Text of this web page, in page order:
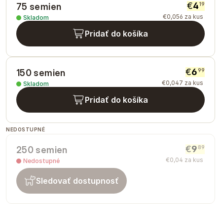
75 semien
Skladom
€419
€0,056 za kus
Pridať do košíka
150 semien
Skladom
€699
€0,047 za kus
Pridať do košíka
NEDOSTUPNÉ
250 semien
Nedostupné
€9 89
€0,04 za kus
Sledovať dostupnosť